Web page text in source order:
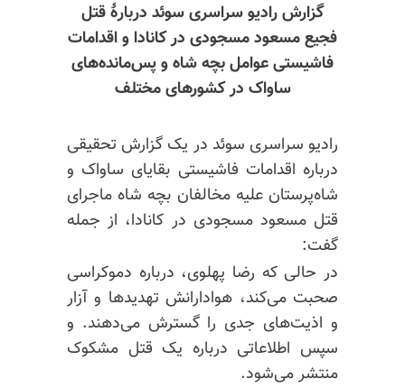
گزارش رادیو سراسری سوئد دربارهٔ قتل
فجیع مسعود مسجودی در کانادا و اقدامات
فاشیستی عوامل بچه شاه و پس‌مانده‌های
ساواک در کشورهای مختلف
رادیو سراسری سوئد در یک گزارش تحقیقی
درباره اقدامات فاشیستی بقایای ساواک و
شاه‌پرستان علیه مخالفان بچه شاه ماجرای
قتل مسعود مسجودی در کانادا، از جمله
گفت:
در حالی که رضا پهلوی، درباره دموکراسی
صحبت می‌کند، هوادارانش تهدیدها و آزار
و اذیت‌های جدی را گسترش می‌دهند. و
سپس اطلاعاتی درباره یک قتل مشکوک
منتشر می‌شود.